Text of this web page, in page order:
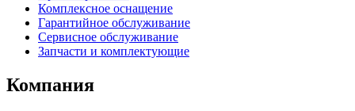
Комплексное оснащение
Гарантийное обслуживание
Сервисное обслуживание
Запчасти и комплектующие
Компания